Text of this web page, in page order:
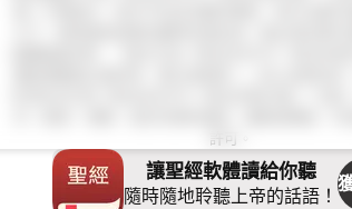
許可。
讓聖經軟體讀給你聽
隨時隨地聆聽上帝的話語！